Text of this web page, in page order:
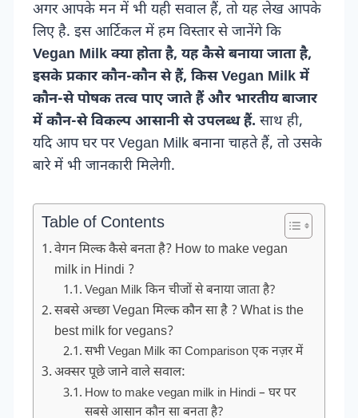
अगर आपके मन में भी यही सवाल हैं, तो यह लेख आपके
लिए है. इस आर्टिकल में हम विस्तार से जानेंगे कि
Vegan Milk क्या होता है, यह कैसे बनाया जाता है,
इसके प्रकार कौन-कौन से हैं, किस Vegan Milk में
कौन-से पोषक तत्व पाए जाते हैं और भारतीय बाजार
में कौन-से विकल्प आसानी से उपलब्ध हैं. साथ ही,
यदि आप घर पर Vegan Milk बनाना चाहते हैं, तो उसके
बारे में भी जानकारी मिलेगी.
Table of Contents
वेगन मिल्क कैसे बनता है? How to make vegan
milk in Hindi ?
Vegan Milk किन चीजों से बनाया जाता है?
सबसे अच्छा Vegan मिल्क कौन सा है ? What is the
best milk for vegans?
सभी Vegan Milk का Comparison एक नज़र में
अक्सर पूछे जाने वाले सवाल:
How to make vegan milk in Hindi – घर पर
सबसे आसान कौन सा बनता है?